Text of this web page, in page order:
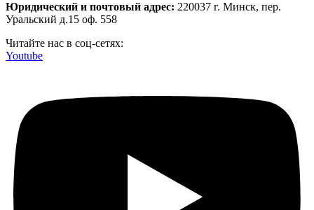
Юридический и почтовый адрес: 220037 г. Минск, пер.
Уральский д.15 оф. 558
Читайте нас в соц-сетях:
Youtube